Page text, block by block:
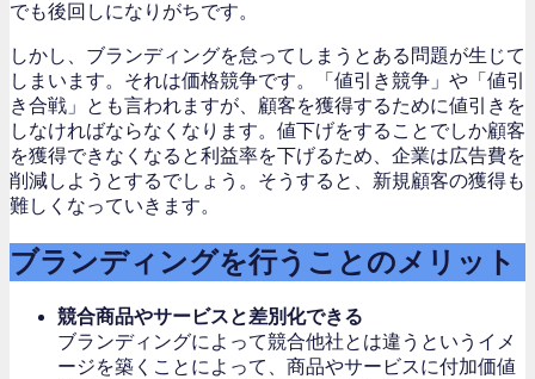
でも後回しになりがちです。
しかし、ブランディングを怠ってしまうとある問題が生じて
しまいます。それは価格競争です。「値引き競争」や「値引
き合戦」とも言われますが、顧客を獲得するために値引きを
しなければならなくなります。値下げをすることでしか顧客
を獲得できなくなると利益率を下げるため、企業は広告費を
削減しようとするでしょう。そうすると、新規顧客の獲得も
難しくなっていきます。
ブランディングを行うことのメリット
競合商品やサービスと差別化できる
ブランディングによって競合他社とは違うというイメ
ージを築くことによって、商品やサービスに付加価値